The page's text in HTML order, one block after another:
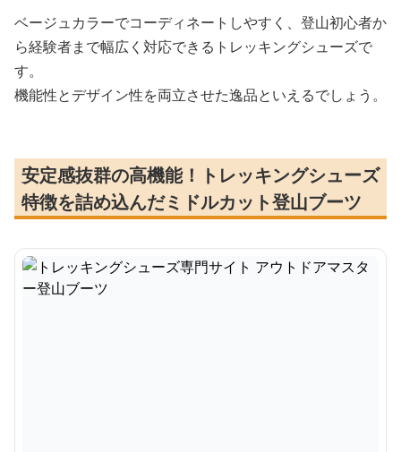
ベージュカラーでコーディネートしやすく、登山初心者か
ら経験者まで幅広く対応できるトレッキングシューズで
す。
機能性とデザイン性を両立させた逸品といえるでしょう。
安定感抜群の高機能！トレッキングシューズ
特徴を詰め込んだミドルカット登山ブーツ